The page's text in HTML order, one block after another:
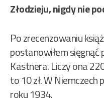
Złodzieju, nigdy nie
Po zrecenzowaniu
postanowiłem sięgnąć
Kastnera. Liczy ona
to 10 zł. W
roku 1934.